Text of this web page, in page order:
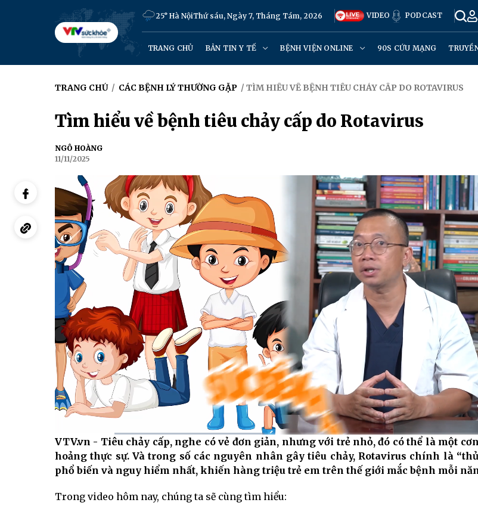
25° Hà NộiThứ sáu, Ngày 7, Tháng Tám, 2026 VIDEO PODCAST
TRANG CHỦ BẢN TIN Y TẾ BỆNH VIỆN ONLINE 90S CỨU MẠNG
TRANG CHỦ / CÁC BỆNH LÝ THƯỜNG GẶP / TÌM HIỂU VỀ BỆNH TIÊU CHẢY CẤP DO ROTAVIRUS
Tìm hiểu về bệnh tiêu chảy cấp do Rotavirus
NGÔ HOÀNG
11/11/2025
Current
Time
0:12 / Duration
1:27 HD Auto
VTV.vn - Tiêu chảy cấp, nghe có vẻ đơn giản, nhưng với trẻ nhỏ, đó có thể là một
hoảng thực sự. Và trong số các nguyên nhân gây tiêu chảy, Rotavirus chính là
phổ biến và nguy hiểm nhất, khiến hàng triệu trẻ em trên thế giới mắc bệnh mỗi
Trong video hôm nay, chúng ta sẽ cùng tìm hiểu: